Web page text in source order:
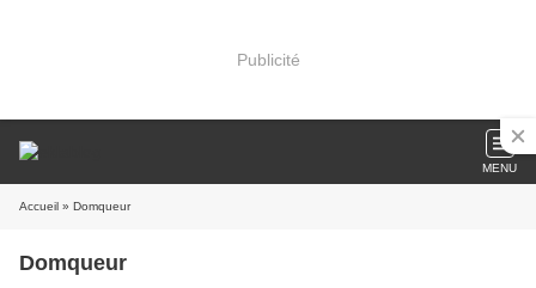
Publicité
MENU
Accueil » Domqueur
Domqueur